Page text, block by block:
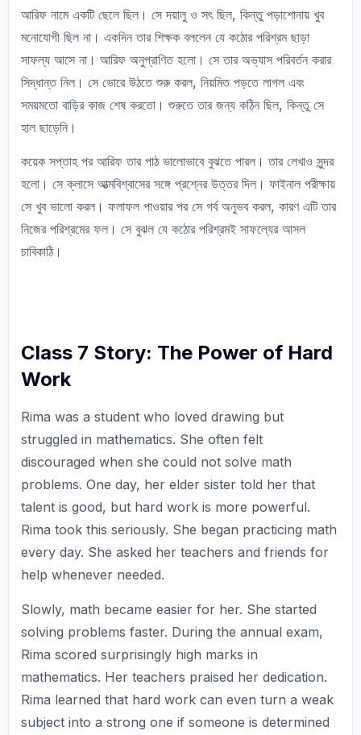
আরিফ নামে একটি ছেলে ছিল। সে দয়ালু ও সৎ ছিল, কিন্তু পড়াশোনায় খুব
মনোযোগী ছিল না। একদিন তার শিক্ষক বললেন যে কঠোর পরিশ্রম ছাড়া
সাফল্য আসে না। আরিফ অনুপ্রাণিত হলো। সে তার অভ্যাস পরিবর্তন করার
সিদ্ধান্ত নিল। সে ভোরে উঠতে শুরু করল, নিয়মিত পড়তে লাগল এবং
সময়মতো বাড়ির কাজ শেষ করতো। শুরুতে তার জন্য কঠিন ছিল, কিন্তু সে
হাল ছাড়েনি।
কয়েক সপ্তাহ পর আরিফ তার পাঠ ভালোভাবে বুঝতে পারল। তার লেখাও সুন্দর
হলো। সে ক্লাসে আত্মবিশ্বাসের সঙ্গে প্রশ্নের উত্তর দিল। ফাইনাল পরীক্ষায়
সে খুব ভালো করল। ফলাফল পাওয়ার পর সে গর্ব অনুভব করল, কারণ এটি তার
নিজের পরিশ্রমের ফল। সে বুঝল যে কঠোর পরিশ্রমই সাফল্যের আসল
চাবিকাঠি।
Class 7 Story: The Power of Hard
Work
Rima was a student who loved drawing but
struggled in mathematics. She often felt
discouraged when she could not solve math
problems. One day, her elder sister told her that
talent is good, but hard work is more powerful.
Rima took this seriously. She began practicing math
every day. She asked her teachers and friends for
help whenever needed.
Slowly, math became easier for her. She started
solving problems faster. During the annual exam,
Rima scored surprisingly high marks in
mathematics. Her teachers praised her dedication.
Rima learned that hard work can even turn a weak
subject into a strong one if someone is determined